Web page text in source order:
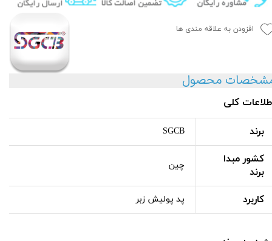
افزودن به علاقه مندی ها
محصول
کلی
برند SGCB
کشور مبدا
برند
چین
کاربرد پد پولیش زبر